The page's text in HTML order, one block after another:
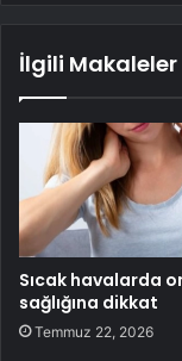
İlgili Makaleler
Sıcak havalarda
sağlığına dikkat
Temmuz 22, 2026